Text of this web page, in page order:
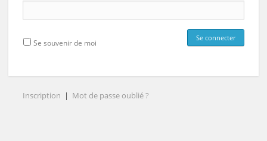
Se souvenir de moi
Inscription | Mot de passe oublié ?